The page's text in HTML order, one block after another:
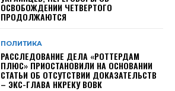
ОСВОБОЖДЕНИИ ЧЕТВЕРТОГО
ПРОДОЛЖАЮТСЯ
ПОЛИТИКА
РАССЛЕДОВАНИЕ ДЕЛА «РОТТЕРДАМ
ПЛЮС» ПРИОСТАНОВИЛИ НА ОСНОВАНИИ
СТАТЬИ ОБ ОТСУТСТВИИ ДОКАЗАТЕЛЬСТВ
– ЭКС-ГЛАВА НКРЕКУ ВОВК